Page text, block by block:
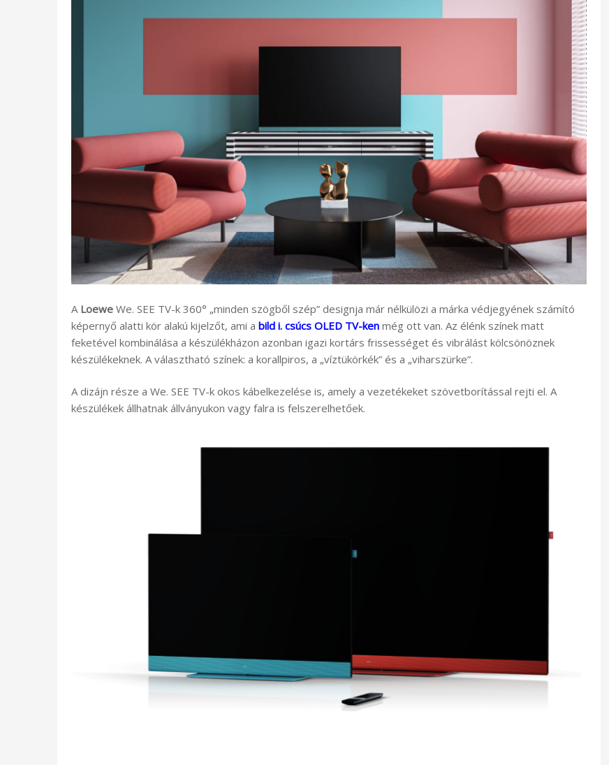
A Loewe We. SEE TV-k 360° „minden szögből szép” designja már nélkülözi a márka védjegyének számító
képernyő alatti kör alakú kijelzőt, ami a bild i. csúcs OLED TV-ken még ott van. Az élénk színek matt
feketével kombinálása a készülékházon azonban igazi kortárs frissességet és vibrálást kölcsönöznek
készülékeknek. A választható színek: a korallpiros, a „víztükörkék” és a „viharszürke”.
A dizájn része a We. SEE TV-k okos kábelkezelése is, amely a vezetékeket szövetborítással rejti el. A
készülékek állhatnak állványukon vagy falra is felszerelhetőek.